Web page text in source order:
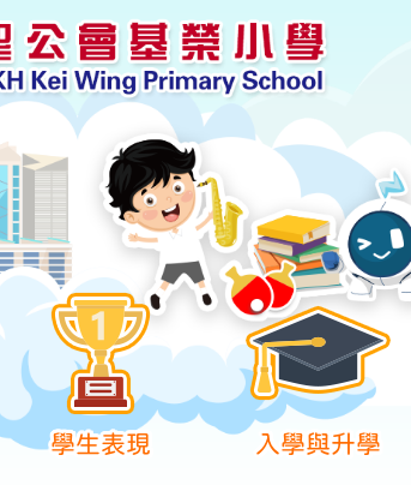
學生表現 入學與升學